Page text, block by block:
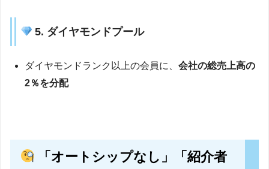
5. ダイヤモンドプール
ダイヤモンドランク以上の会員に、 会社の総売上高の
2％を分配
「オートシップなし」「紹介者